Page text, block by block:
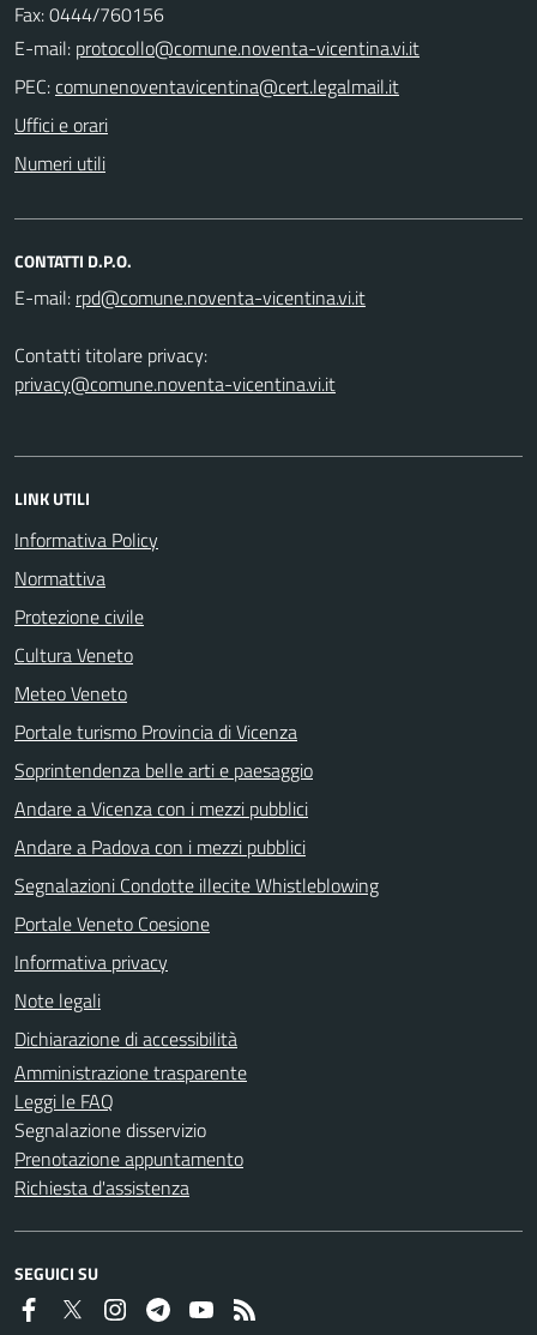
Fax: 0444/760156
E-mail:
PEC:
Uffici e orari
Numeri utili
CONTATTI D.P.O.
E-mail:
Contatti titolare privacy:
privacy@comune.noventa-vicentina.vi.it
LINK UTILI
Informativa Policy
Normattiva
Protezione civile
Cultura Veneto
Meteo Veneto
Portale turismo Provincia di Vicenza
Soprintendenza belle arti e paesaggio
Andare a Vicenza con i mezzi pubblici
Andare a Padova con i mezzi pubblici
Segnalazioni Condotte illecite Whistleblowing
Portale Veneto Coesione
Informativa privacy
Note legali
Dichiarazione di accessibilità
Amministrazione trasparente
Leggi le FAQ
Segnalazione disservizio
Prenotazione appuntamento
Richiesta d'assistenza
SEGUICI SU